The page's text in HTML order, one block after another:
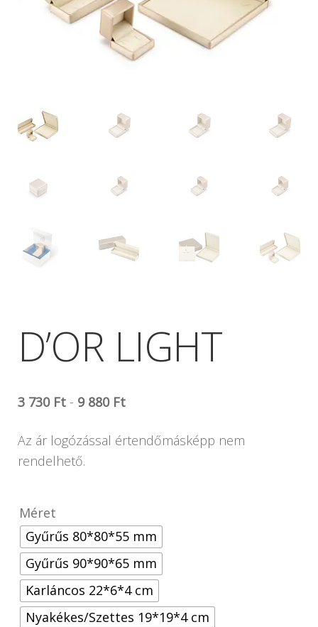
D’OR LIGHT
3 730 Ft - 9 880 Ft
Az ár logózással értendőmásképp nem
rendelhető.
Méret
Gyűrűs 80*80*55 mm
Gyűrűs 90*90*65 mm
Karláncos 22*6*4 cm
Nyakékes/Szettes 19*19*4 cm